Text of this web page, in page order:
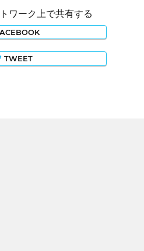
ワーク上で共有する
TWEET